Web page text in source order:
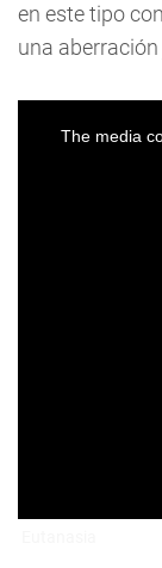
en este tipo
una